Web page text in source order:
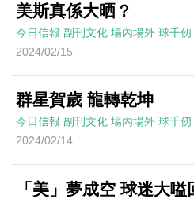
美斯真係大晒？
今日信報 副刊文化 場內場外 球千仞
2024/02/15
群星賀歲 龍轉乾坤
今日信報 副刊文化 場內場外 球千仞
2024/02/14
「美」夢成空 球迷大嗌